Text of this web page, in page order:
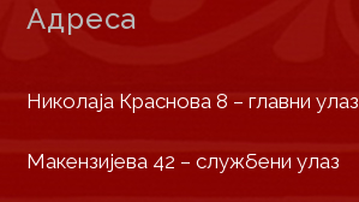
Адреса
Николаја Краснова 8 – главни улаз
Макензијева 42 – службени улаз